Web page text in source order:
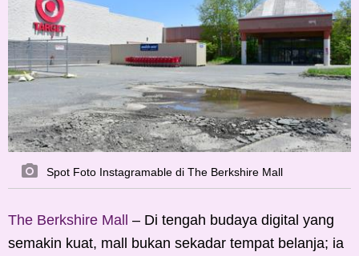
Spot Foto Instagramable di The Berkshire Mall
The Berkshire Mall – Di tengah budaya digital yang
semakin kuat, mall bukan sekadar tempat belanja; ia